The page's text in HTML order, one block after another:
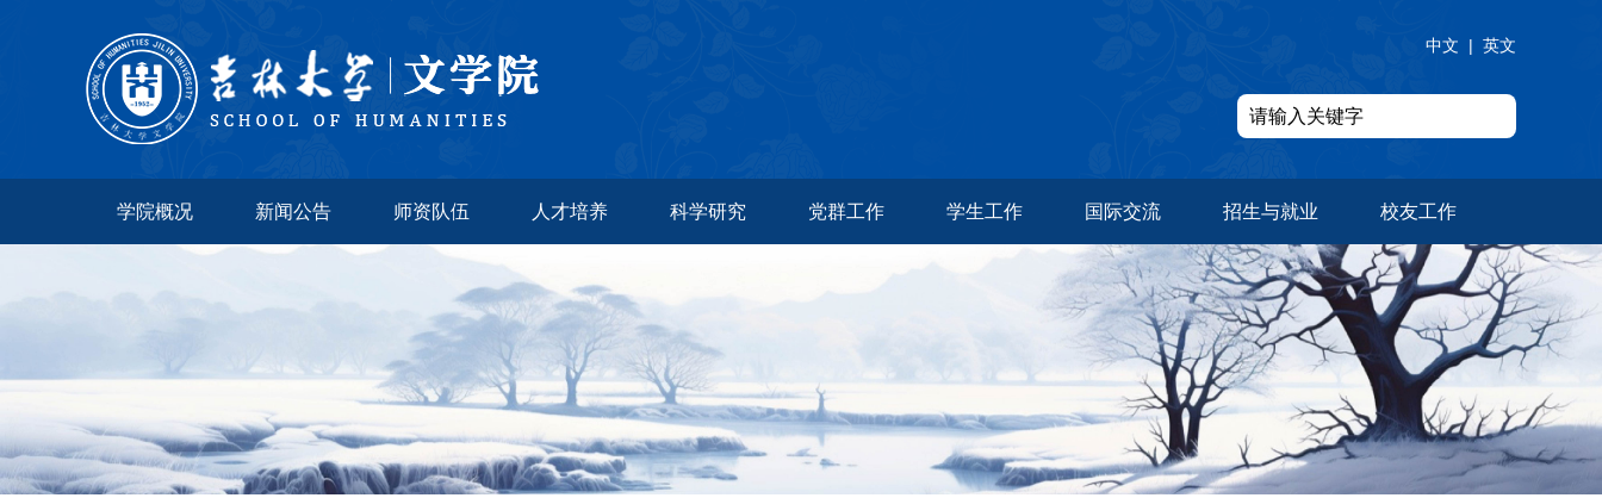
中文 | 英文
学院概况 新闻公告 师资队伍 人才培养 科学研究 党群工作 学生工作 国际交流 招生与就业 校友工作